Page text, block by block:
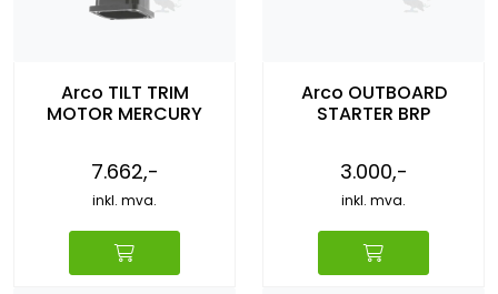
Arco TILT TRIM
MOTOR MERCURY
7.662,-
inkl. mva.
Arco OUTBOARD
STARTER BRP
3.000,-
inkl. mva.